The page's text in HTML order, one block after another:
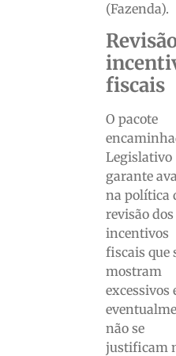
(Fazenda).
fiscais
O pacote
Legislativo
garante
na política
revisão dos
incentivos
fiscais que
mostram
excessivos
não se
justificam